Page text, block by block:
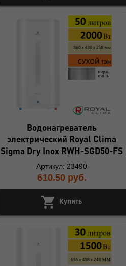
Водонагреватель
электрический Royal Clima
Sigma Dry Inox RWH-SGD50-FS
Артикул: 23490
610.50 руб.
Купить